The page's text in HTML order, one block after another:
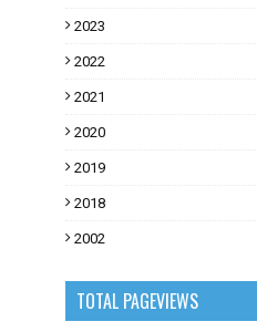
2023
2022
2021
2020
2019
2018
2002
TOTAL PAGEVIEWS